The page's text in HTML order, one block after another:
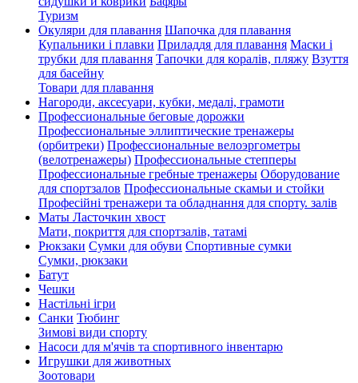
Туризм
Окуляри для плавання Шапочка для плавання
Купальники і плавки Приладдя для плавання Маски і
трубки для плавання Тапочки для коралів, пляжу Взуття
для басейну
Товари для плавання
Нагороди, аксесуари, кубки, медалі, грамоти
Профессиональные беговые дорожки
Профессиональные эллиптические тренажеры
(орбитреки) Профессиональные велоэргометры
(велотренажеры) Профессиональные cтепперы
Профессиональные гребные тренажеры Оборудование
для спортзалов Профессиональные скамьи и стойки
Професійні тренажери та обладнання для спорту. залів
Маты Ласточкин хвост
Мати, покриття для спортзалів, татамі
Рюкзаки Сумки для обуви Спортивные сумки
Сумки, рюкзаки
Батут
Чешки
Настільні ігри
Санки Тюбинг
Зимові види спорту
Насоси для м'ячів та спортивного інвентарю
Игрушки для животных
Зоотовари